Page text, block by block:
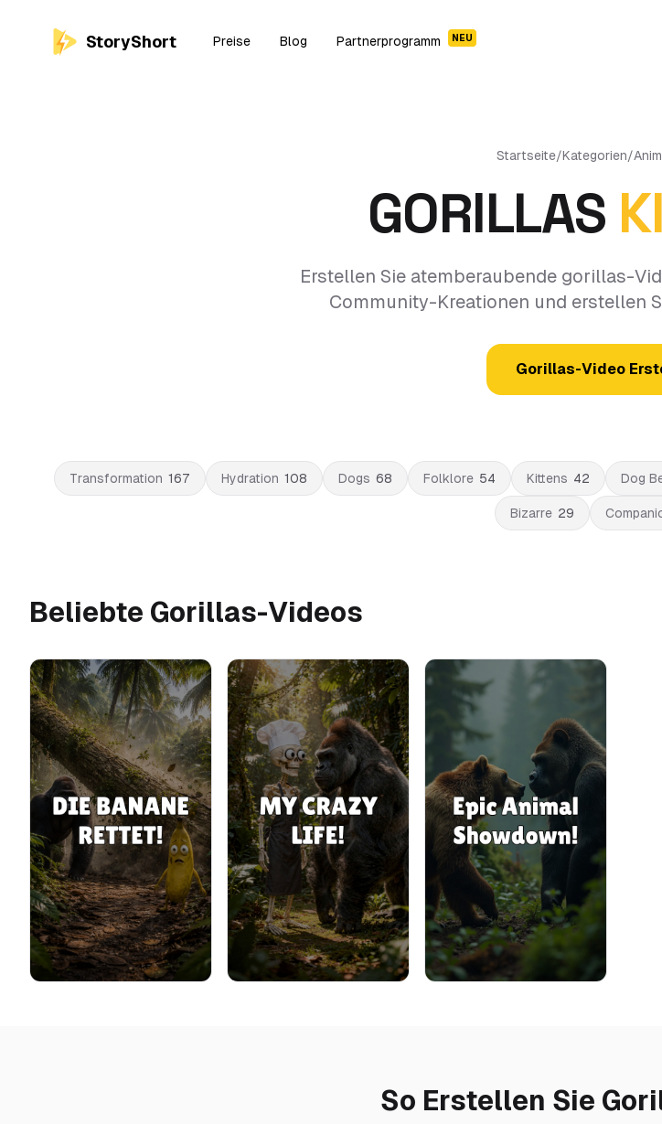
StoryShort Preise Blog Partnerprogramm NEU
Startseite/Kategorien/
GORILLAS
Erstellen Sie atemberaubende gorillas-
Community-Kreationen und erstellen
Gorillas-Video
Transformation 167 Hydration 108 Dogs 68 Folklore 54 Kittens 42 Dog
Bizarre 29
Beliebte Gorillas-Videos
So Erstellen Sie